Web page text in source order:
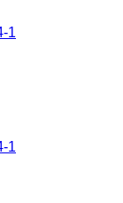
1
1